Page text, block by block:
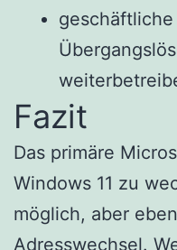
Fazit
Das primäre
Windows 11 zu
möglich, aber
Adresswechsel.